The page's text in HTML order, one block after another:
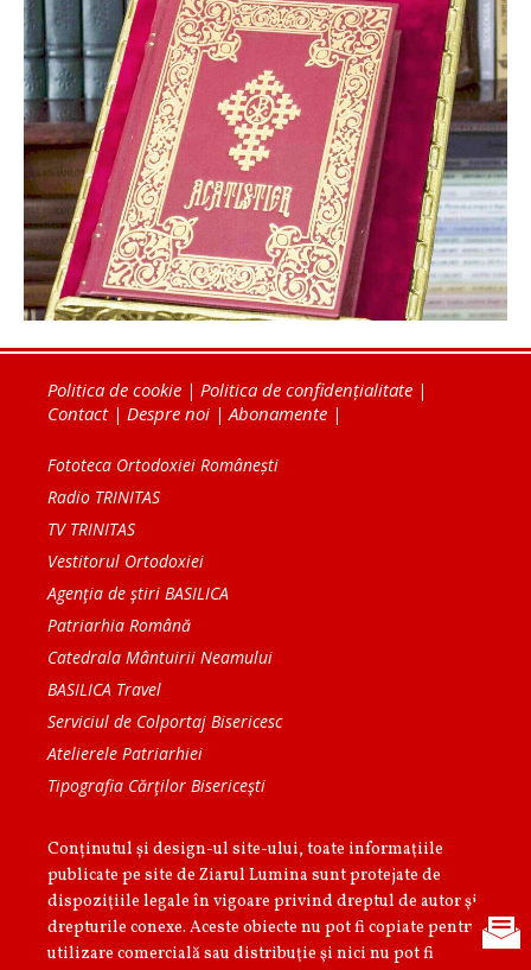
Politica de cookie | Politica de confidențialitate |
Contact| Despre noi |Abonamente |
Fototeca Ortodoxiei Românești
Radio TRINITAS
TV TRINITAS
Vestitorul Ortodoxiei
Agenţia de ştiri BASILICA
Patriarhia Română
Catedrala Mântuirii Neamului
BASILICA Travel
Serviciul de Colportaj Bisericesc
Atelierele Patriarhiei
Tipografia Cărţilor Bisericeşti
Conținutul și design-ul site-ului, toate informaţiile
publicate pe site de Ziarul Lumina sunt protejate de
dispoziţiile legale în vigoare privind dreptul de autor şi
drepturile conexe. Aceste obiecte nu pot fi copiate pentru
utilizare comercială sau distribuţie şi nici nu pot fi